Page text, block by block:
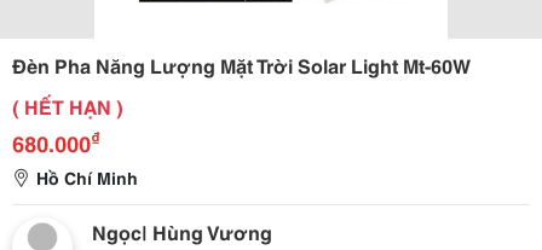
Đèn Pha Năng Lượng Mặt Trời Solar Light Mt-60W
( HẾT HẠN )
680.000₫
Hồ Chí Minh
Ngọc| Hùng Vương